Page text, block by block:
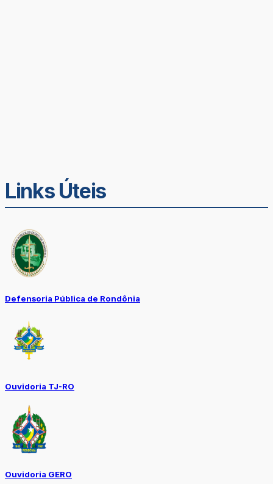
Links Úteis
Defensoria Pública de Rondônia
Ouvidoria TJ-RO
Ouvidoria GERO